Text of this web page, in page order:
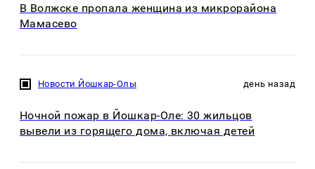
В Волжске пропала женщина из микрорайона
Мамасево
Новости Йошкар-Олы день назад
Ночной пожар в Йошкар-Оле: 30 жильцов
вывели из горящего дома, включая детей